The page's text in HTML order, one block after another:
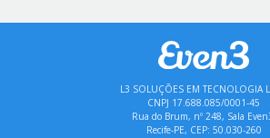
L3 SOLUÇÕES EM TECNOLOGIA
CNPJ 17.688.085/0001-45
Rua do Brum, nº 248, Sala
Recife-PE, CEP: 50.030-260